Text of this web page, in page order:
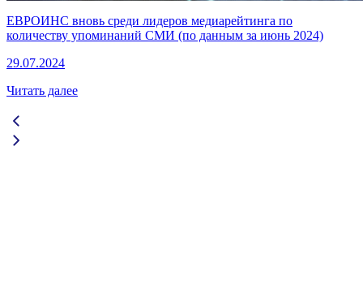
ЕВРОИНС вновь среди лидеров медиарейтинга по
количеству упоминаний СМИ (по данным за июнь 2024)
29.07.2024
Читать далее